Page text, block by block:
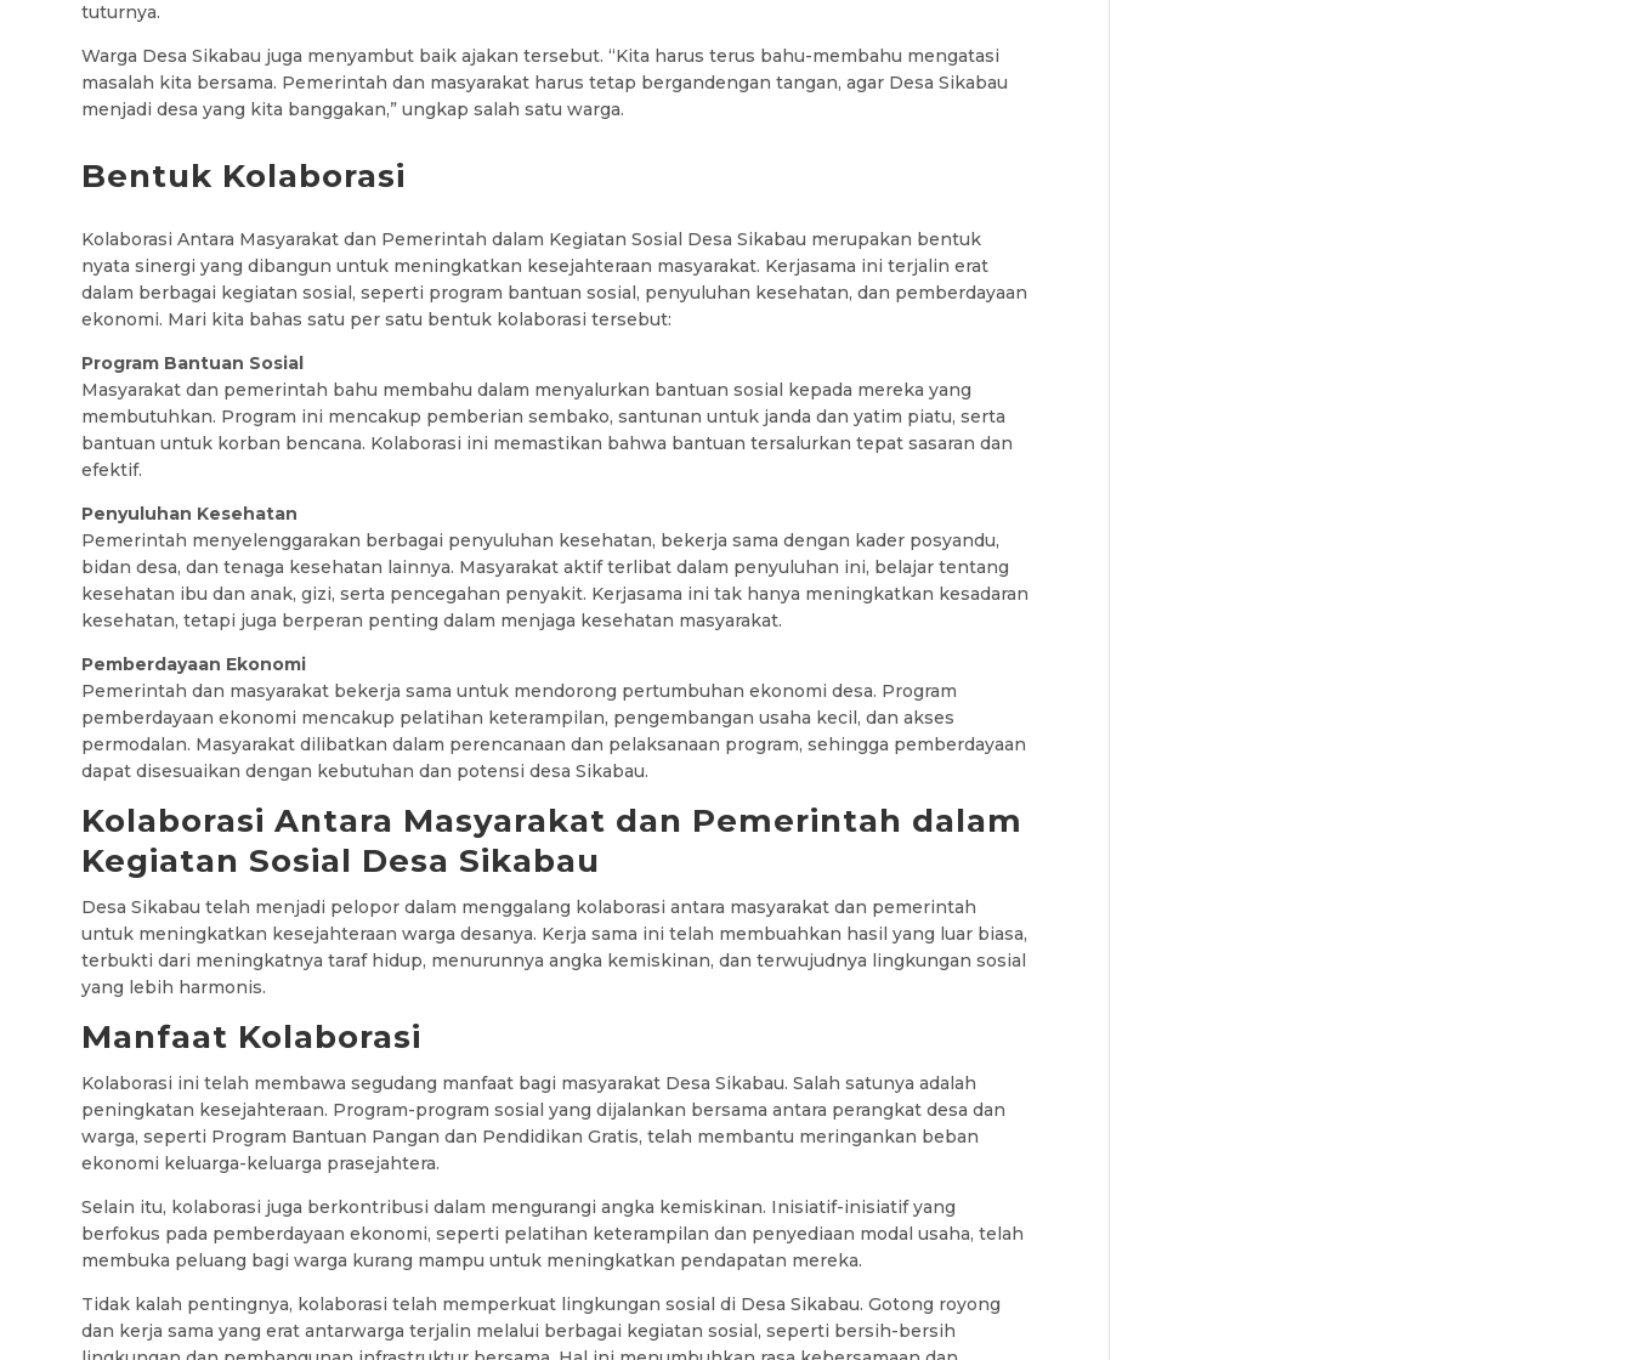
tuturnya.
Warga Desa Sikabau juga menyambut baik ajakan tersebut. “Kita harus terus bahu-membahu mengatasi
masalah kita bersama. Pemerintah dan masyarakat harus tetap bergandengan tangan, agar Desa Sikabau
menjadi desa yang kita banggakan,” ungkap salah satu warga.
Bentuk Kolaborasi
Kolaborasi Antara Masyarakat dan Pemerintah dalam Kegiatan Sosial Desa Sikabau merupakan bentuk
nyata sinergi yang dibangun untuk meningkatkan kesejahteraan masyarakat. Kerjasama ini terjalin erat
dalam berbagai kegiatan sosial, seperti program bantuan sosial, penyuluhan kesehatan, dan pemberdayaan
ekonomi. Mari kita bahas satu per satu bentuk kolaborasi tersebut:
Program Bantuan Sosial
Masyarakat dan pemerintah bahu membahu dalam menyalurkan bantuan sosial kepada mereka yang
membutuhkan. Program ini mencakup pemberian sembako, santunan untuk janda dan yatim piatu, serta
bantuan untuk korban bencana. Kolaborasi ini memastikan bahwa bantuan tersalurkan tepat sasaran dan
efektif.
Penyuluhan Kesehatan
Pemerintah menyelenggarakan berbagai penyuluhan kesehatan, bekerja sama dengan kader posyandu,
bidan desa, dan tenaga kesehatan lainnya. Masyarakat aktif terlibat dalam penyuluhan ini, belajar tentang
kesehatan ibu dan anak, gizi, serta pencegahan penyakit. Kerjasama ini tak hanya meningkatkan kesadaran
kesehatan, tetapi juga berperan penting dalam menjaga kesehatan masyarakat.
Pemberdayaan Ekonomi
Pemerintah dan masyarakat bekerja sama untuk mendorong pertumbuhan ekonomi desa. Program
pemberdayaan ekonomi mencakup pelatihan keterampilan, pengembangan usaha kecil, dan akses
permodalan. Masyarakat dilibatkan dalam perencanaan dan pelaksanaan program, sehingga pemberdayaan
dapat disesuaikan dengan kebutuhan dan potensi desa Sikabau.
Kolaborasi Antara Masyarakat dan Pemerintah dalam
Kegiatan Sosial Desa Sikabau
Desa Sikabau telah menjadi pelopor dalam menggalang kolaborasi antara masyarakat dan pemerintah
untuk meningkatkan kesejahteraan warga desanya. Kerja sama ini telah membuahkan hasil yang luar biasa,
terbukti dari meningkatnya taraf hidup, menurunnya angka kemiskinan, dan terwujudnya lingkungan sosial
yang lebih harmonis.
Manfaat Kolaborasi
Kolaborasi ini telah membawa segudang manfaat bagi masyarakat Desa Sikabau. Salah satunya adalah
peningkatan kesejahteraan. Program-program sosial yang dijalankan bersama antara perangkat desa dan
warga, seperti Program Bantuan Pangan dan Pendidikan Gratis, telah membantu meringankan beban
ekonomi keluarga-keluarga prasejahtera.
Selain itu, kolaborasi juga berkontribusi dalam mengurangi angka kemiskinan. Inisiatif-inisiatif yang
berfokus pada pemberdayaan ekonomi, seperti pelatihan keterampilan dan penyediaan modal usaha, telah
membuka peluang bagi warga kurang mampu untuk meningkatkan pendapatan mereka.
Tidak kalah pentingnya, kolaborasi telah memperkuat lingkungan sosial di Desa Sikabau. Gotong royong
dan kerja sama yang erat antarwarga terjalin melalui berbagai kegiatan sosial, seperti bersih-bersih